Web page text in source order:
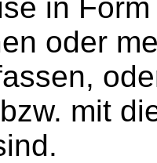
in
oder
mit